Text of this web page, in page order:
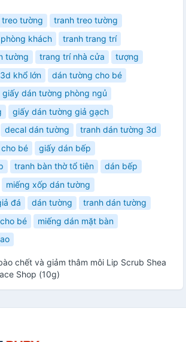
tường
tranh treo tường
khách
tranh trang trí
tường
trang trí nhà cửa
tượng
khổ lớn
dán tường cho bé
giấy dán tường phòng ngủ
giấy dán tường giả gạch
decal dán tường
tranh dán tường 3d
bé
giấy dán bếp
tranh bàn thờ tổ tiên
dán bếp
miếng xốp dán tường
đá
dán tường
tranh dán tường
bé
miếng dán mặt bàn
chết và giảm thâm môi Lip Scrub Shea
Shop (10g)